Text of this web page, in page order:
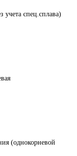
учета спец.сплава)
(однокорневой